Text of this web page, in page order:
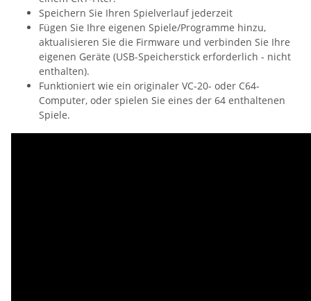
Speichern Sie Ihren Spielverlauf jederzeit
Fügen Sie Ihre eigenen Spiele/Programme hinzu,
aktualisieren Sie die Firmware und verbinden Sie Ihre
eigenen Geräte (USB-Speicherstick erforderlich - nicht
enthalten).
Funktioniert wie ein originaler VC-20- oder C64-
Computer, oder spielen Sie eines der 64 enthaltenen
Spiele.